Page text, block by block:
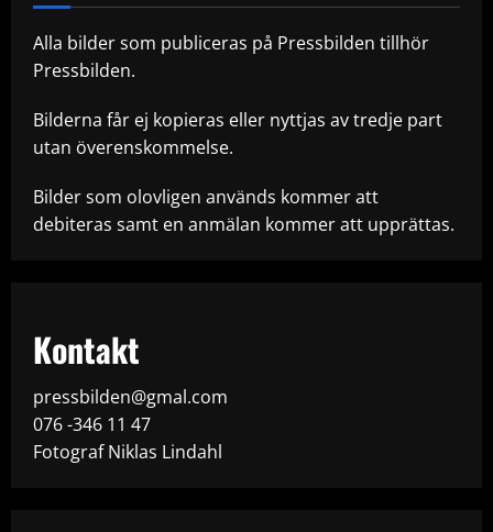
Alla bilder som publiceras på Pressbilden tillhör
Pressbilden.
Bilderna får ej kopieras eller nyttjas av tredje part
utan överenskommelse.
Bilder som olovligen används kommer att
debiteras samt en anmälan kommer att upprättas.
Kontakt
pressbilden@gmal.com
076 -346 11 47
Fotograf Niklas Lindahl